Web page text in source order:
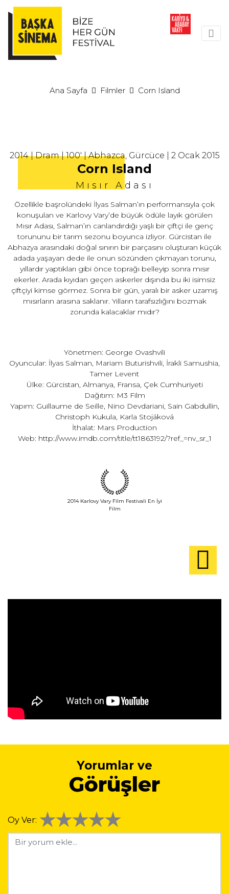
Ana Sayfa Filmler Corn Island
2014 | Dram | 100' | Abhazca, Gürcüce | 2 Ocak 2015
Corn Island
Mısır Adası
Özellikle başrolündeki İlyas Salman’ın performansıyla çok
konuşulan ve Karlovy Vary’de büyük ödüle layık görülen
Mısır Adası, Salman’ın canlandırdığı yaşlı bir çiftçi ile genç
torununu bir tarım sezonu boyunca izliyor. Gürcistan ile
Abhazya arasındaki doğal sınırın bir parçasını oluşturan küçük
adada yaşayan dede ile onun sözünden çıkmayan torunu,
yıllardır yaptıkları gibi önce toprağı belleyip sonra mısır
ekerler. Arada kıyıdan geçen askerler dışında bu iki isimsiz
çiftçiyi kimse görmez. Sonra bir gün, yaralı bir asker uzamış
mısırların arasına saklanır. Yılların tarafsızlığını bozmak
zorunda kalacaklar mıdır?
Yönetmen: George Ovashvili
Oyuncular: İlyas Salman, Mariam Buturishvili, İrakli Samushia,
Tamer Levent
Ülke: Gürcistan, Almanya, Fransa, Çek Cumhuriyeti
Dağıtım: M3 Film
Yapım: Guillaume de Seille, Nino Devdariani, Sain Gabdullin,
Christoph Kukula, Karla Stojáková
İthalat: Mars Production
Web: http://www.imdb.com/title/tt1863192/?ref_=nv_sr_1
2014 Karlovy Vary Film Festivali En İyi
Film
Yorumlar ve
Görüşler
Oy Ver: